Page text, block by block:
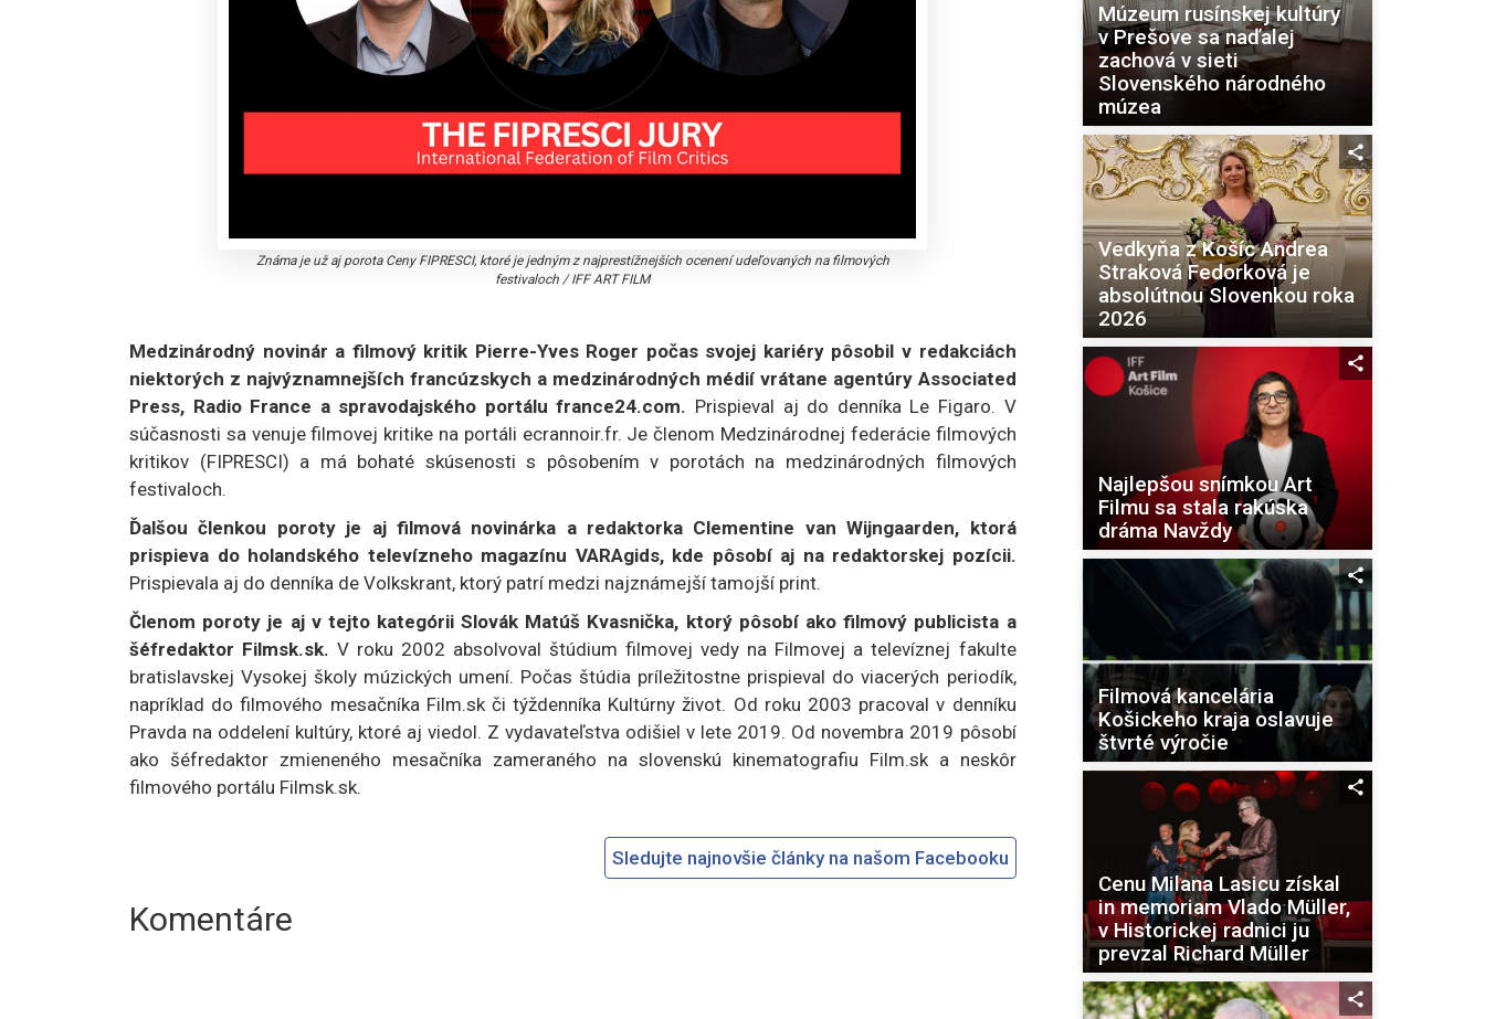
Známa je už aj porota Ceny FIPRESCI, ktoré je jedným z najprestížnejších ocenení udeľovaných na filmových
festivaloch /IFF ART FILM
Medzinárodný novinár a filmový kritik Pierre-Yves Roger počas svojej kariéry pôsobil v redakciách
niektorých z najvýznamnejších francúzskych a medzinárodných médií vrátane agentúry Associated
Press, Radio France a spravodajského portálu france24.com. Prispieval aj do denníka Le Figaro. V
súčasnosti sa venuje filmovej kritike na portáli ecrannoir.fr. Je členom Medzinárodnej federácie filmových
kritikov (FIPRESCI) a má bohaté skúsenosti s pôsobením v porotách na medzinárodných filmových
festivaloch.
Ďalšou členkou poroty je aj filmová novinárka a redaktorka Clementine van Wijngaarden, ktorá
prispieva do holandského televízneho magazínu VARAgids, kde pôsobí aj na redaktorskej pozícii.
Prispievala aj do denníka de Volkskrant, ktorý patrí medzi najznámejší tamojší print.
Členom poroty je aj v tejto kategórii Slovák Matúš Kvasnička, ktorý pôsobí ako filmový publicista a
šéfredaktor Filmsk.sk.V roku 2002 absolvoval štúdium filmovej vedy na Filmovej a televíznej fakulte
bratislavskej Vysokej školy múzických umení. Počas štúdia príležitostne prispieval do viacerých periodík,
napríklad do filmového mesačníka Film.sk či týždenníka Kultúrny život. Od roku 2003 pracoval v denníku
Pravda na oddelení kultúry, ktoré aj viedol. Z vydavateľstva odišiel v lete 2019. Od novembra 2019 pôsobí
ako šéfredaktor zmieneného mesačníka zameraného na slovenskú kinematografiu Film.sk a neskôr
filmového portálu Filmsk.sk.
Sledujte najnovšie články na našom Facebooku
Komentáre
Múzeum rusínskej kultúry
v Prešove sa naďalej
zachová v sieti
Slovenského národného
múzea
Vedkyňa z Košíc Andrea
Straková Fedorková je
absolútnou Slovenkou roka
2026
Najlepšou snímkou Art
Filmu sa stala rakúska
dráma Navždy
Filmová kancelária
Košickeho kraja oslavuje
štvrté výročie
Cenu Milana Lasicu získal
in memoriam Vlado Müller,
v Historickej radnici ju
prevzal Richard Müller